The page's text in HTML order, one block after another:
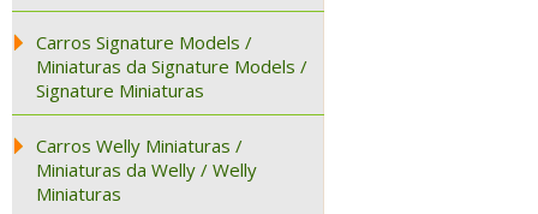
Carros Signature Models /
Miniaturas da Signature Models /
Signature Miniaturas
Carros Welly Miniaturas /
Miniaturas da Welly / Welly
Miniaturas